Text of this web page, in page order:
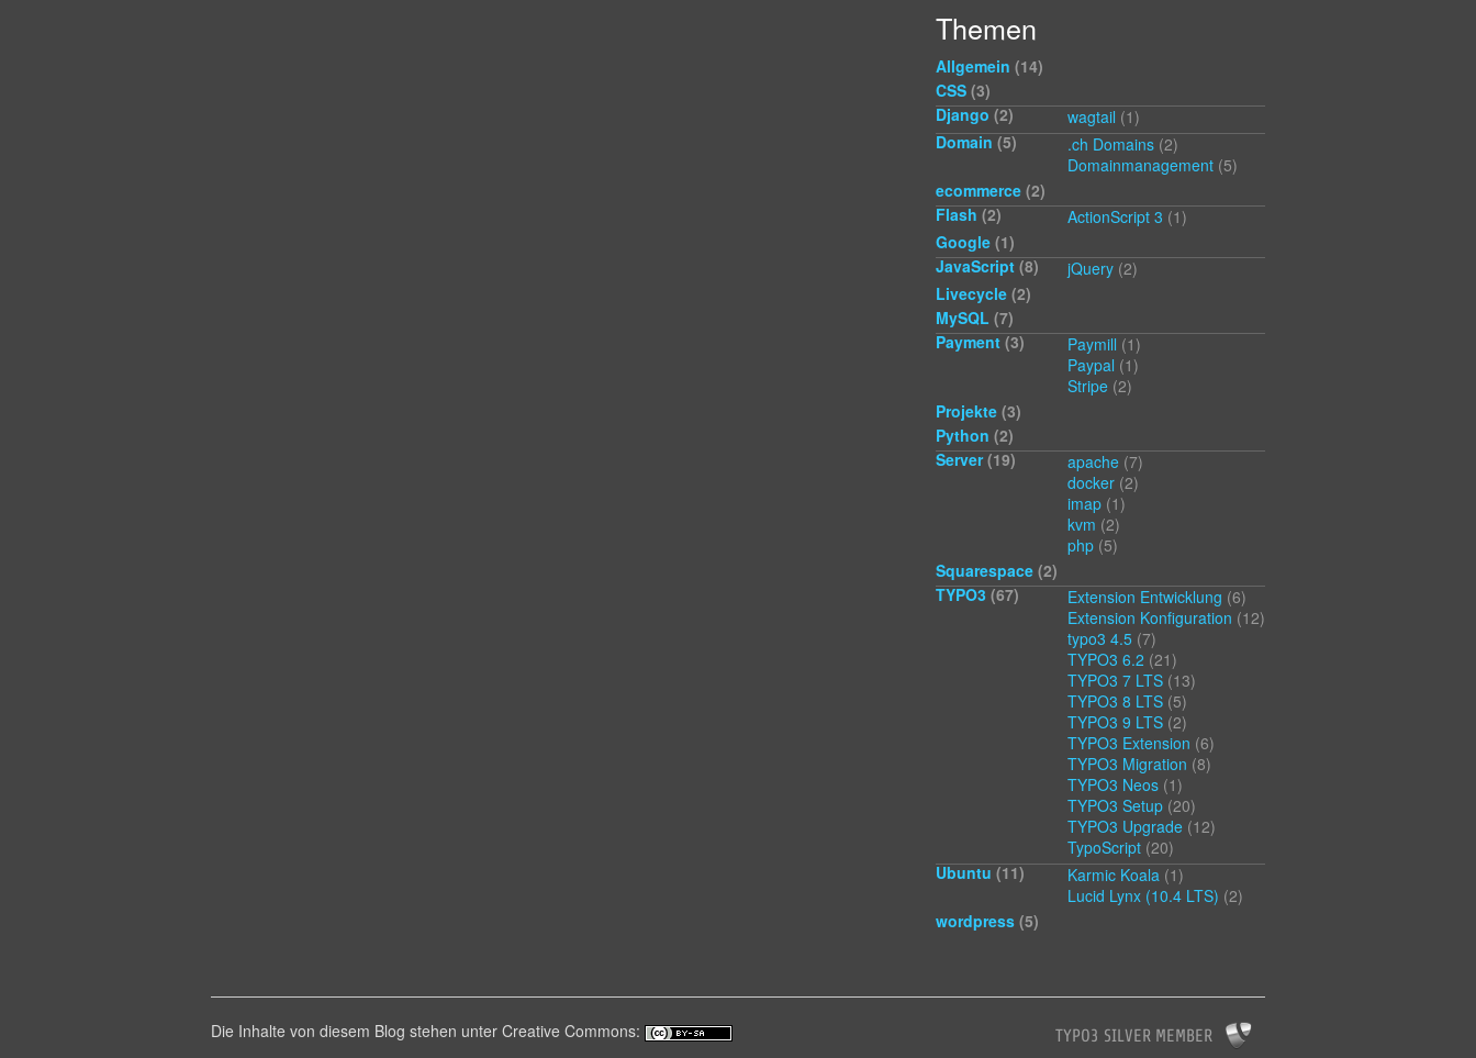
Themen
Allgemein (14)
CSS (3)
Django (2) wagtail (1)
Domain (5) .ch Domains (2)
Domainmanagement (5)
ecommerce (2)
Flash (2) ActionScript 3 (1)
Google (1)
JavaScript (8) jQuery (2)
Livecycle (2)
MySQL (7)
Payment (3) Paymill (1)
Paypal (1)
Stripe (2)
Projekte (3)
Python (2)
Server(19) apache (7)
docker (2)
imap (1)
kvm (2)
php (5)
Squarespace (2)
TYPO3 (67) Extension Entwicklung (6)
Extension Konfiguration (12)
typo3 4.5 (7)
TYPO3 6.2 (21)
TYPO3 7 LTS (13)
TYPO3 8 LTS (5)
TYPO3 9 LTS (2)
TYPO3 Extension (6)
TYPO3 Migration (8)
TYPO3 Neos (1)
TYPO3 Setup (20)
TYPO3 Upgrade (12)
TypoScript (20)
Ubuntu (11) Karmic Koala (1)
Lucid Lynx (10.4 LTS) (2)
wordpress (5)
Die Inhalte von diesem Blog stehen unter Creative Commons: